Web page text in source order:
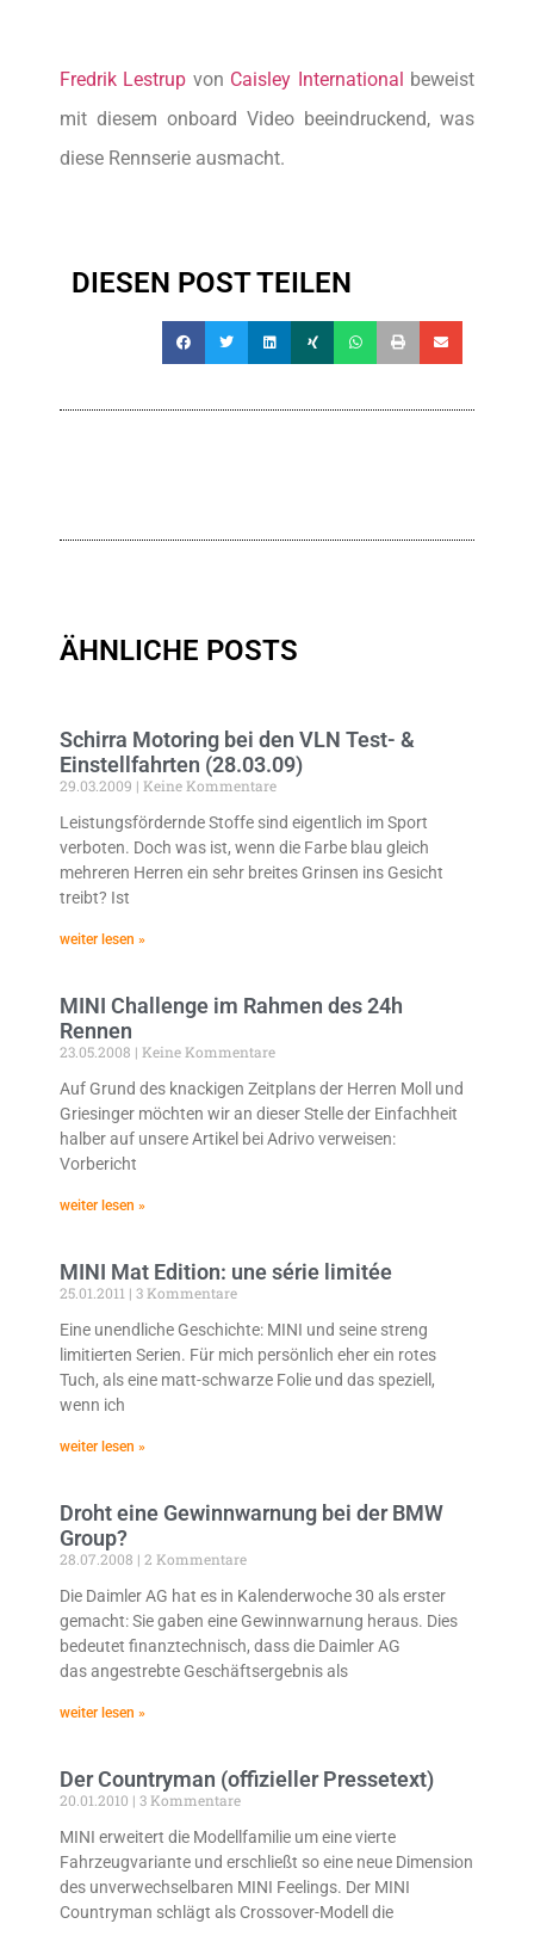
Fredrik Lestrup von Caisley International beweist
mit diesem onboard Video beeindruckend, was
diese Rennserie ausmacht.
DIESEN POST TEILEN
ÄHNLICHE POSTS
Schirra Motoring bei den VLN Test- &
Einstellfahrten (28.03.09)
29.03.2009
Keine Kommentare
Leistungsfördernde Stoffe sind eigentlich im Sport
verboten. Doch was ist, wenn die Farbe blau gleich
mehreren Herren ein sehr breites Grinsen ins Gesicht
treibt? Ist
weiter lesen »
MINI Challenge im Rahmen des 24h
Rennen
23.05.2008
Keine Kommentare
Auf Grund des knackigen Zeitplans der Herren Moll und
Griesinger möchten wir an dieser Stelle der Einfachheit
halber auf unsere Artikel bei Adrivo verweisen:
Vorbericht
weiter lesen »
MINI Mat Edition: une série limitée
25.01.2011
3 Kommentare
Eine unendliche Geschichte: MINI und seine streng
limitierten Serien. Für mich persönlich eher ein rotes
Tuch, als eine matt-schwarze Folie und das speziell,
wenn ich
weiter lesen »
Droht eine Gewinnwarnung bei der BMW
Group?
28.07.2008
2 Kommentare
Die Daimler AG hat es in Kalenderwoche 30 als erster
gemacht: Sie gaben eine Gewinnwarnung heraus. Dies
bedeutet finanztechnisch, dass die Daimler AG
das angestrebte Geschäftsergebnis als
weiter lesen »
Der Countryman (offizieller Pressetext)
20.01.2010
3 Kommentare
MINI erweitert die Modellfamilie um eine vierte
Fahrzeugvariante und erschließt so eine neue Dimension
des unverwechselbaren MINI Feelings. Der MINI
Countryman schlägt als Crossover-Modell die